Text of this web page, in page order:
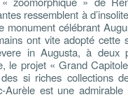
ressemblent à
monument célébrant
ont vite adopté cette
in Augusta, à
le projet « Grand
si riches collections
Aurèle est une